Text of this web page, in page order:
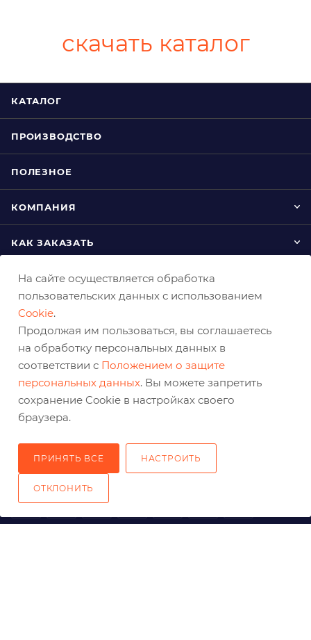
скачать каталог
КАТАЛОГ
ПРОИЗВОДСТВО
ПОЛЕЗНОЕ
КОМПАНИЯ
КАК ЗАКАЗАТЬ
sale@belabraziv.ru
baz@belabraziv.ru
308009, Россия, г. Белгород,
ул. Михайловское шоссе, 2а
На сайте осуществляется обработка
пользовательских данных с использованием
Cookie.
Продолжая им пользоваться, вы соглашаетесь
на обработку персональных данных в
соответствии с Положением о защите
персональных данных. Вы можете запретить
сохранение Cookie в настройках своего
браузера.
ПРИНЯТЬ ВСЕ НАСТРОИТЬ
ОТКЛОНИТЬ